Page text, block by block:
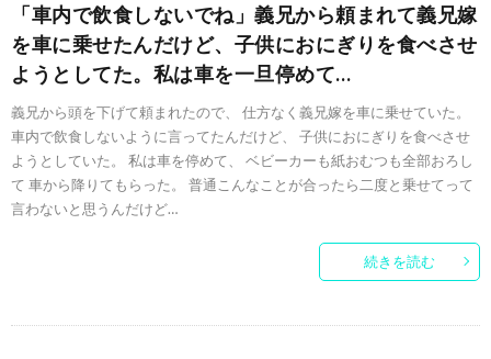
「車内で飲食しないでね」義兄から頼まれて義兄嫁
を車に乗せたんだけど、子供におにぎりを食べさせ
ようとしてた。私は車を一旦停めて…
義兄から頭を下げて頼まれたので、 仕方なく義兄嫁を車に乗せていた。
車内で飲食しないように言ってたんだけど、 子供におにぎりを食べさせ
ようとしていた。 私は車を停めて、 ベビーカーも紙おむつも全部おろし
て 車から降りてもらった。 普通こんなことが合ったら二度と乗せてって
言わないと思うんだけど…
続きを読む